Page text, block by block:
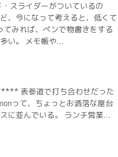
スライダーがついているの
、今になって考えると、低くて
みれば、ペンで物書きをする
い。 メモ帳や...
表参道で打ち合わせだった
って、ちょっとお洒落な屋台
に並んでいる。 ランチ営業...